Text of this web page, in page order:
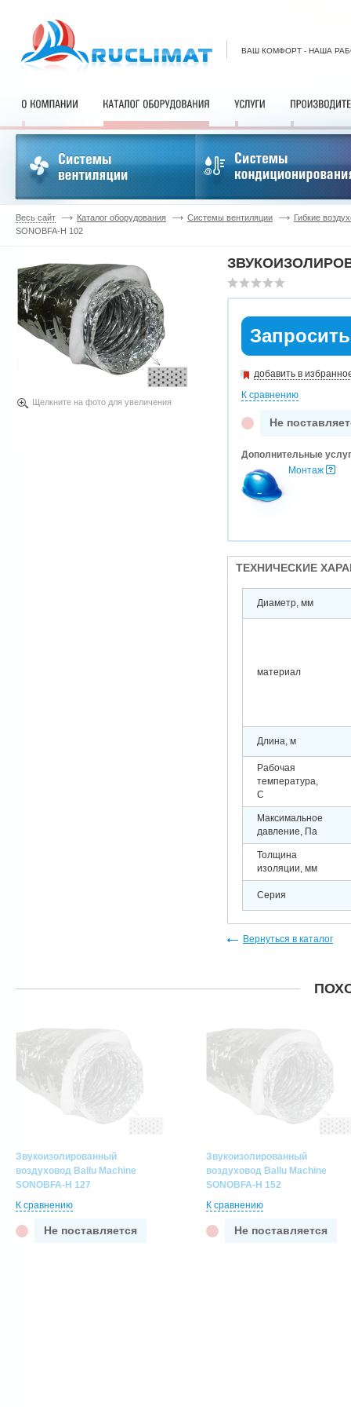
ВАШ КОМФОРТ - НАША
Весь сайт Каталог оборудования Системы вентиляции
Гибкие
SONOBFA-H 102
Щелкните на фото для увеличения
добавить в
К сравнению
Не
Дополнительные
Монтаж
ТЕХНИЧЕСКИЕ
Диаметр, мм
материал
Длина, м
Рабочая
температура,
C
Максимальное
давление, Па
Толщина
изоляции, мм
Серия
Вернуться в каталог
Звукоизолированный
воздуховод Ballu Machine
SONOBFA-H 127
К сравнению
Не поставляется
Звукоизолированный
воздуховод Ballu Machine
SONOBFA-H 152
К сравнению
Не поставляется